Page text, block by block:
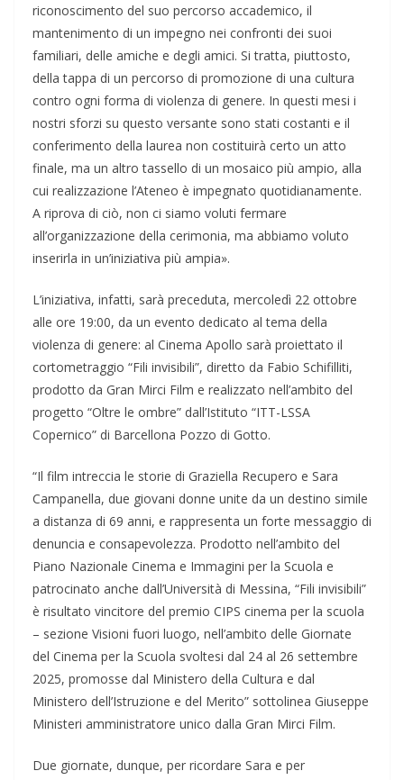
riconoscimento del suo percorso accademico, il
mantenimento di un impegno nei confronti dei suoi
familiari, delle amiche e degli amici. Si tratta, piuttosto,
della tappa di un percorso di promozione di una cultura
contro ogni forma di violenza di genere. In questi mesi i
nostri sforzi su questo versante sono stati costanti e il
conferimento della laurea non costituirà certo un atto
finale, ma un altro tassello di un mosaico più ampio, alla
cui realizzazione l’Ateneo è impegnato quotidianamente.
A riprova di ciò, non ci siamo voluti fermare
all’organizzazione della cerimonia, ma abbiamo voluto
inserirla in un’iniziativa più ampia».
L’iniziativa, infatti, sarà preceduta, mercoledì 22 ottobre
alle ore 19:00, da un evento dedicato al tema della
violenza di genere: al Cinema Apollo sarà proiettato il
cortometraggio “Fili invisibili”, diretto da Fabio Schifilliti,
prodotto da Gran Mirci Film e realizzato nell’ambito del
progetto “Oltre le ombre” dall’Istituto “ITT-LSSA
Copernico” di Barcellona Pozzo di Gotto.
“Il film intreccia le storie di Graziella Recupero e Sara
Campanella, due giovani donne unite da un destino simile
a distanza di 69 anni, e rappresenta un forte messaggio di
denuncia e consapevolezza. Prodotto nell’ambito del
Piano Nazionale Cinema e Immagini per la Scuola e
patrocinato anche dall’Università di Messina, “Fili invisibili”
è risultato vincitore del premio CIPS cinema per la scuola
– sezione Visioni fuori luogo, nell’ambito delle Giornate
del Cinema per la Scuola svoltesi dal 24 al 26 settembre
2025, promosse dal Ministero della Cultura e dal
Ministero dell’Istruzione e del Merito” sottolinea Giuseppe
Ministeri amministratore unico dalla Gran Mirci Film.
Due giornate, dunque, per ricordare Sara e per